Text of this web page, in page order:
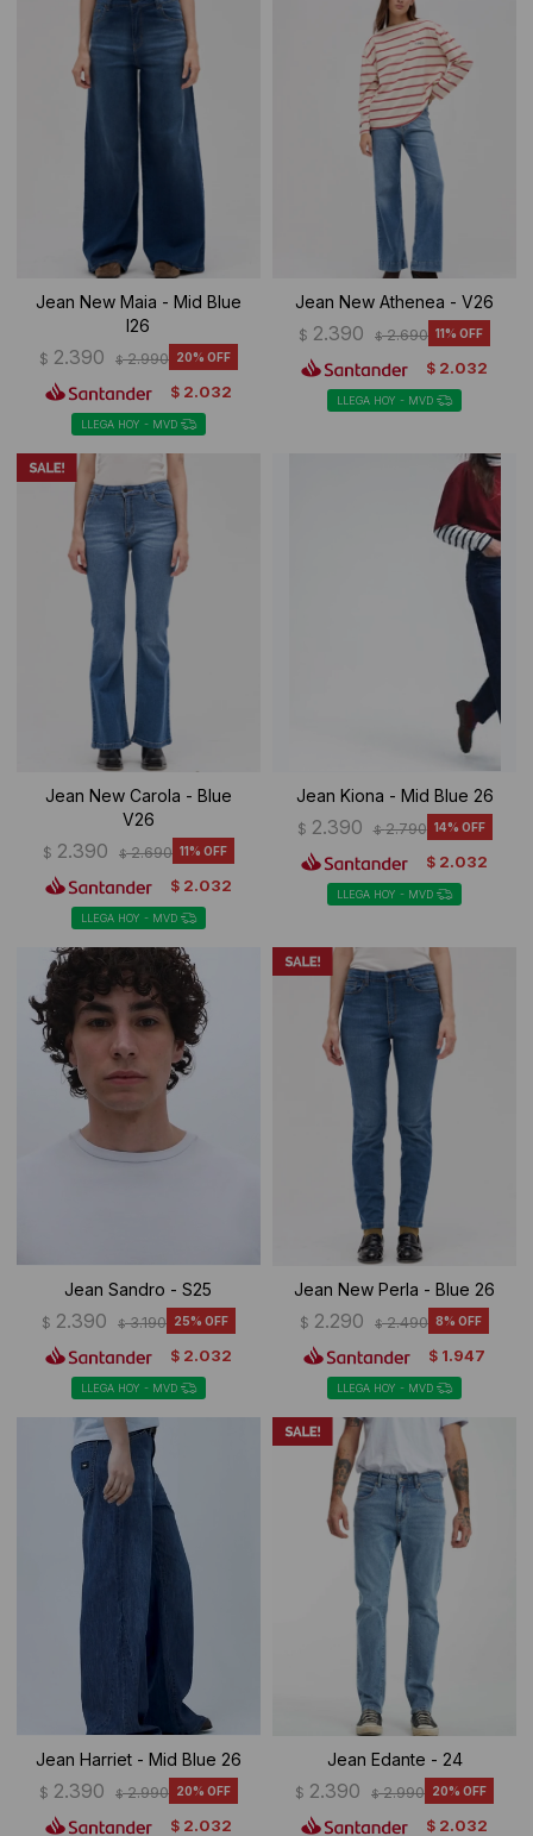
Jean New Maia - Mid Blue
I26
$ 2.390 $ 2.990 20
$ 2.032
LLEGA HOY - MVD
Jean New Athenea - V26
$ 2.390 $ 2.690 11
$ 2.032
LLEGA HOY - MVD
Jean New Carola - Blue
V26
$ 2.390 $ 2.690 11
$ 2.032
LLEGA HOY - MVD
Jean Kiona - Mid Blue 26
$ 2.390 $ 2.790 14
$ 2.032
LLEGA HOY - MVD
Jean Sandro - S25
$ 2.390 $ 3.190 25
$ 2.032
LLEGA HOY - MVD
Jean New Perla - Blue 26
$ 2.290 $ 2.490 8
$ 1.947
LLEGA HOY - MVD
Jean Harriet - Mid Blue 26
$ 2.390 $ 2.990 20
$ 2.032
Jean Edante - 24
$ 2.390 $ 2.990 20
$ 2.032
Ropa Interior
Canguros
Camperas
Tejidos
Sherpas
Camisas y blusas
Vestidos
Sherpas